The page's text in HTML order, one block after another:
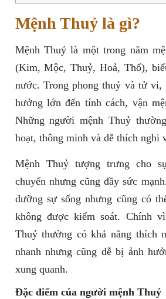
Mệnh Thuỷ là gì?
Mệnh Thuỷ là một trong năm
(Kim, Mộc, Thuỷ, Hoả, Thổ),
nước. Trong phong thuỷ và tử vi,
hưởng lớn đến tính cách, vận
Những người mệnh Thuỷ
hoạt, thông minh và dễ thích nghi
Mệnh Thuỷ tượng trưng cho
chuyển nhưng cũng đầy sức
dưỡng sự sống nhưng cũng có
không được kiểm soát. Chính
Thuỷ thường có khả năng thích
nhanh nhưng cũng dễ bị ảnh
xung quanh.
Đặc điểm của người mệnh Thuỷ